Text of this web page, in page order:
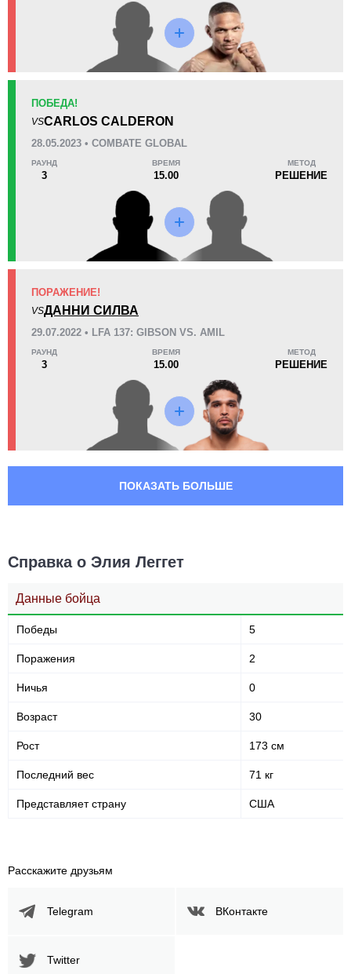
Статистика боев по организациям
CG
Cage Warriors
JSF
LFA
2
ПОБЕДА!
VSCARLOS CALDERON
28.05.2023 • COMBATE GLOBAL
РАУНД
3
ВРЕМЯ
15.00
МЕТОД
РЕШЕНИЕ
ПОРАЖЕНИЕ!
VSДАННИ СИЛВА
29.07.2022 • LFA 137: GIBSON VS. AMIL
РАУНД
3
ВРЕМЯ
15.00
МЕТОД
РЕШЕНИЕ
ПОКАЗАТЬ БОЛЬШЕ
Справка о Элия Леггет
Данные бойца
Победы 5
Поражения 2
Ничья 0
Возраст 30
Рост 173 см
Последний вес 71 кг
Представляет страну США
Расскажите друзьям
Telegram ВКонтакте
Twitter